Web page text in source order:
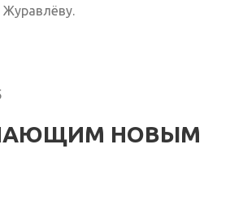
НОВЫМ